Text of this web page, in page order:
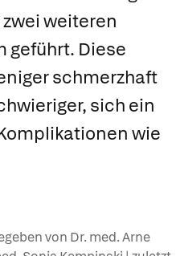
weiteren
geführt. Diese
schmerzhaft
sich ein
wie
von Dr. med. Arne